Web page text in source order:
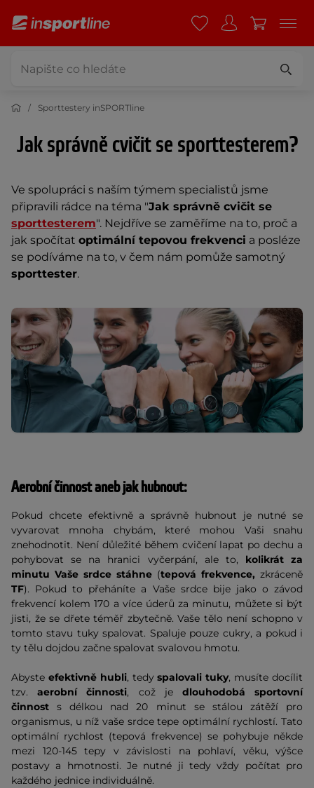
Sporttestery inSPORTline
Jak správně cvičit se sporttesterem?
Ve spolupráci s naším týmem specialistů jsme
připravili rádce na téma "Jak správně cvičit se
sporttesterem". Nejdříve se zaměříme na to, proč a
jak spočítat optimální tepovou frekvenci a posléze
se podíváme na to, v čem nám pomůže samotný
sporttester.
Aerobní činnost aneb jak hubnout:
Pokud chcete efektivně a správně hubnout je nutné se
vyvarovat mnoha chybám, které mohou Vaši snahu
znehodnotit. Není důležité během cvičení lapat po dechu a
pohybovat se na hranici vyčerpání, ale to, kolikrát za
minutu Vaše srdce stáhne (tepová frekvence, zkráceně
TF). Pokud to přeháníte a Vaše srdce bije jako o závod
frekvencí kolem 170 a více úderů za minutu, můžete si být
jisti, že se dřete téměř zbytečně. Vaše tělo není schopno v
tomto stavu tuky spalovat. Spaluje pouze cukry, a pokud i
ty tělu dojdou začne spalovat svalovou hmotu.
Abyste efektivně hubli, tedyspalovali tuky, musíte docílit
tzv.aerobní činnosti, což jedlouhodobá sportovní
činnosts délkou nad 20 minut se stálou zátěží pro
organismus, u níž vaše srdce tepe optimální rychlostí. Tato
optimální rychlost (tepová frekvence) se pohybuje někde
mezi 120-145 tepy v závislosti na pohlaví, věku, výšce
postavy a hmotnosti. Je nutné ji tedy vždy počítat pro
každého jednice individuálně.